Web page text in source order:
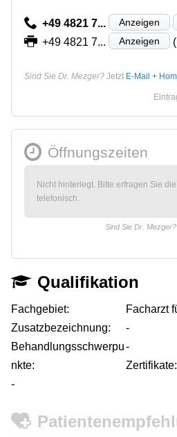
+49 4821 7... Anzeigen
+49 4821 7... Anzeigen
Sind Sie Dr. Mezger? Jetzt E-Mail +
Öffnungszeiten
Nicht hinterlegt. Bitte erfragen Sie
telefonisch.
Sind Sie Dr. Mezger?
Qualifikation
Fachgebiet:
Facharzt
Zusatzbezeichnung:
-
Behandlungsschwerpu
nkte:
-
Zertifikate:
-